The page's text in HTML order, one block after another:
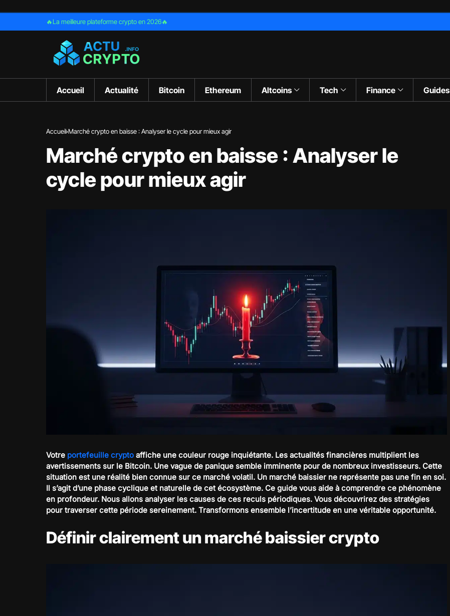
🔥La meilleure plateforme crypto en 2026🔥
Accueil Actualité Bitcoin Ethereum Altcoins Tech Finance Guides
Accueil Marché crypto en baisse : Analyser le cycle pour mieux agir
Marché crypto en baisse : Analyser le
cycle pour mieux agir
Votre portefeuille crypto affiche une couleur rouge inquiétante. Les actualités financières multiplient les
avertissements sur le Bitcoin. Une vague de panique semble imminente pour de nombreux investisseurs. Cette
situation est une réalité bien connue sur ce marché volatil. Un marché baissier ne représente pas une fin en soi.
Il s’agit d’une phase cyclique et naturelle de cet écosystème. Ce guide vous aide à comprendre ce phénomène
en profondeur. Nous allons analyser les causes de ces reculs périodiques. Vous découvrirez des stratégies
pour traverser cette période sereinement. Transformons ensemble l’incertitude en une véritable opportunité.
Définir clairement un marché baissier crypto